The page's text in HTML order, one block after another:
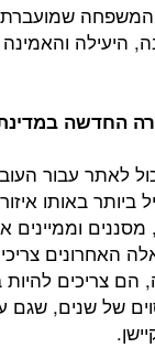
המשפחה
היעילה
לאתר עבור
ביותר באותו
וממיינים
האחרונים
צריכים להיות
של שנים, שגם